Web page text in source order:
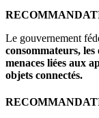
Le gouvernement
consommateurs,
menaces liées aux
objets connectés.